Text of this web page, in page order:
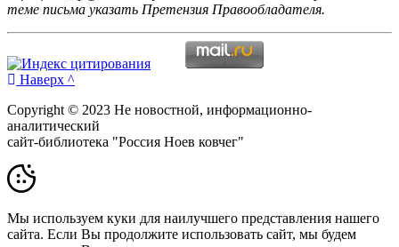
теме письма указать Претензия Правообладателя.
Наверх ^
Copyright © 2023 Не новостной, информационно-
аналитический
сайт-библиотека "Россия Ноев ковчег"
Мы используем куки для наилучшего представления нашего
сайта. Если Вы продолжите использовать сайт, мы будем